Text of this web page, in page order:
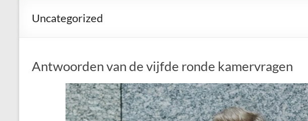
Uncategorized
Antwoorden van de vijfde ronde kamervragen